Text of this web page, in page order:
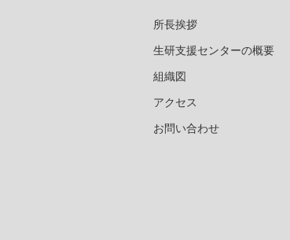
所長挨拶
生研支援センターの概要
組織図
アクセス
お問い合わせ